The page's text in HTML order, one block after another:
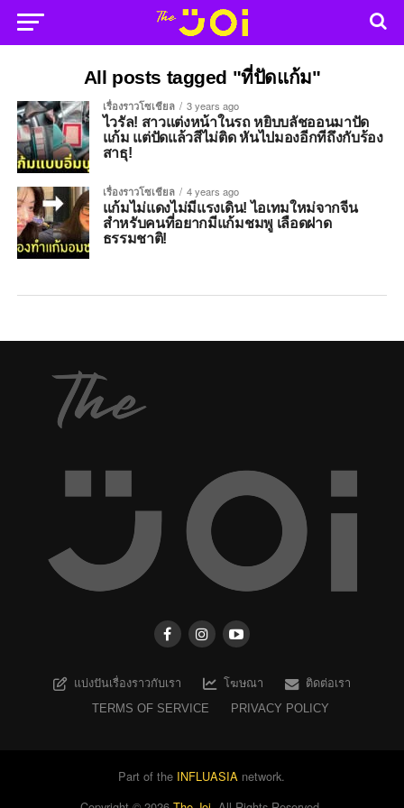
All posts tagged "ที่ปัดแก้ม"
เรื่องราวโซเชียล 3 years ago
ไวรัล! สาวแต่งหน้าในรถ หยิบบลัชออนมาปัด
แก้ม แต่ปัดแล้วสีไม่ติด หันไปมองอีกทีถึงกับร้อง
สาธุ!
เรื่องราวโซเชียล 4 years ago
แก้มไม่แดงไม่มีแรงเดิน! ไอเทมใหม่จากจีน
สำหรับคนที่อยากมีแก้มชมพู เลือดฝาด
ธรรมชาติ!
แบ่งปันเรื่องราวกับเรา โฆษณา
ติดต่อเรา
TERMS OF SERVICE
PRIVACY POLICY
Part of the INFLUASIA network.